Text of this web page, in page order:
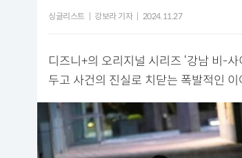
싱글리스트 강보라 기자 2024.11.27
디즈니+의 오리지널 시리즈 ‘강남 비-
두고 사건의 진실로 치닫는 폭발적인